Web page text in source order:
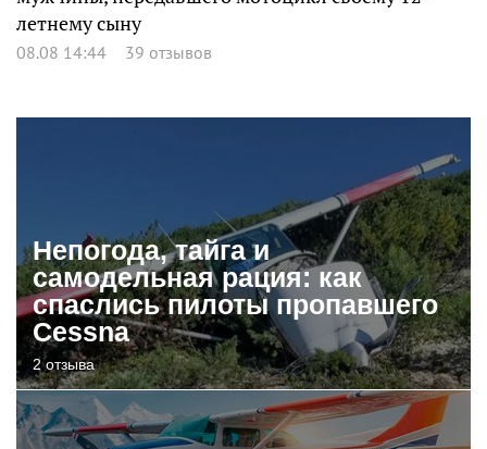
летнему сыну
08.08 14:44 39 отзывов
Непогода, тайга и
самодельная рация: как
спаслись пилоты пропавшего
Cessna
2 отзыва